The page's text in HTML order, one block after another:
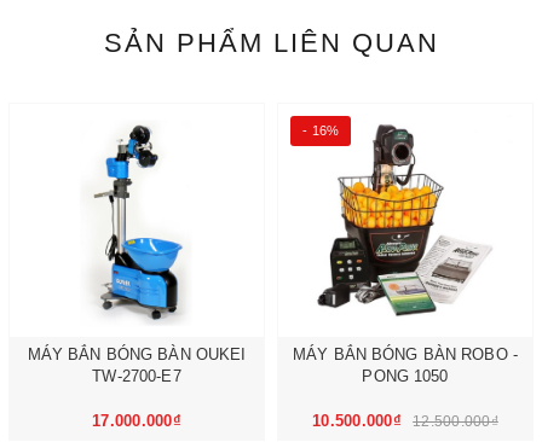
SẢN PHẨM LIÊN QUAN
MÁY BẮN BÓNG BÀN OUKEI
TW-2700-E7
17.000.000₫
- 16%
MÁY BẮN BÓNG BÀN ROBO -
PONG 1050
10.500.000₫ 12.500.000₫